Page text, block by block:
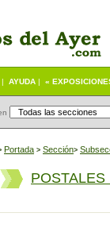
| AYUDA | «
Portada > Sección>
POSTALES